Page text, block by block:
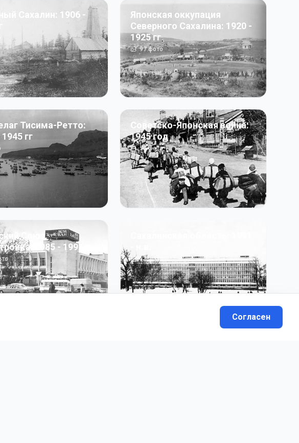
Сахалин: 1906 -
Японская оккупация
Северного Сахалина: 1920 -
1925 гг
97фото
Тисима-Ретто:
гг
Советско-Японская война:
1945 год
50фото
Союз.
1985 - 1991 гг
13фото
Согласен